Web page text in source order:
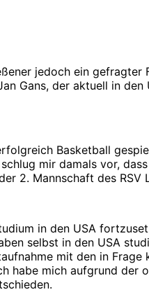
jedoch ein
Gans, der aktuell in
Basketball
mir damals vor,
2. Mannschaft des
in den USA
selbst in den USA
mit den in
habe mich aufgrund der